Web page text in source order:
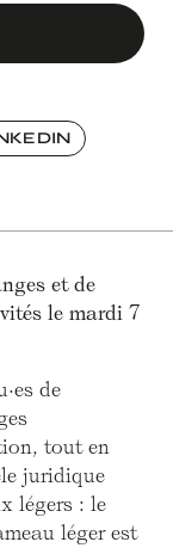
et de
le mardi 7
de
tout en
juridique
légers : le
léger est